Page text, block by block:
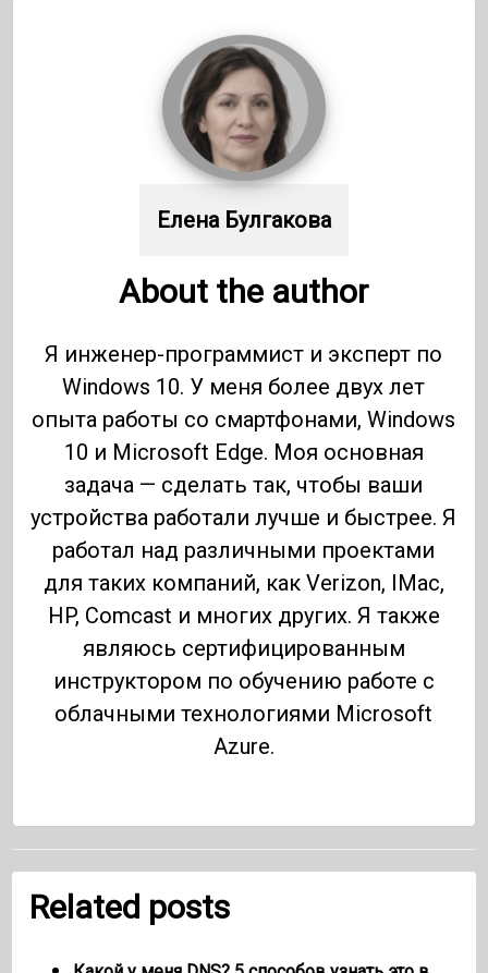
Елена Булгакова
About the author
Я инженер-программист и эксперт по
Windows 10. У меня более двух лет
опыта работы со смартфонами, Windows
10 и Microsoft Edge. Моя основная
задача — сделать так, чтобы ваши
устройства работали лучше и быстрее. Я
работал над различными проектами
для таких компаний, как Verizon, IMac,
HP, Comcast и многих других. Я также
являюсь сертифицированным
инструктором по обучению работе с
облачными технологиями Microsoft
Azure.
Related posts